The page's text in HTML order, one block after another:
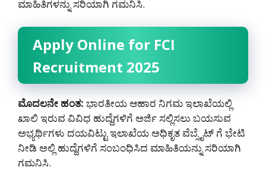
ಮಾಹಿತಿಗಳನ್ನು ಸರಿಯಾಗಿ ಗಮನಿಸಿ.
Apply Online for FCI
Recruitment 2025
ಮೊದಲನೇ ಹಂತ: ಭಾರತೀಯ ಆಹಾರ ನಿಗಮ ಇಲಾಖೆಯಲ್ಲಿ
ಖಾಲಿ ಇರುವ ವಿವಿಧ ಹುದ್ದೆಗಳಿಗೆ ಅರ್ಜಿ ಸಲ್ಲಿಸಲು ಬಯಸುವ
ಅಭ್ಯರ್ಥಿಗಳು ದಯವಿಟ್ಟು ಇಲಾಖೆಯ ಅಧಿಕೃತ ವೆಬ್ಸೈಟ್ ಗೆ ಭೇಟಿ
ನೀಡಿ ಅಲ್ಲಿ ಹುದ್ದೆಗಳಿಗೆ ಸಂಬಂಧಿಸಿದ ಮಾಹಿತಿಯನ್ನು ಸರಿಯಾಗಿ
ಗಮನಿಸಿ.